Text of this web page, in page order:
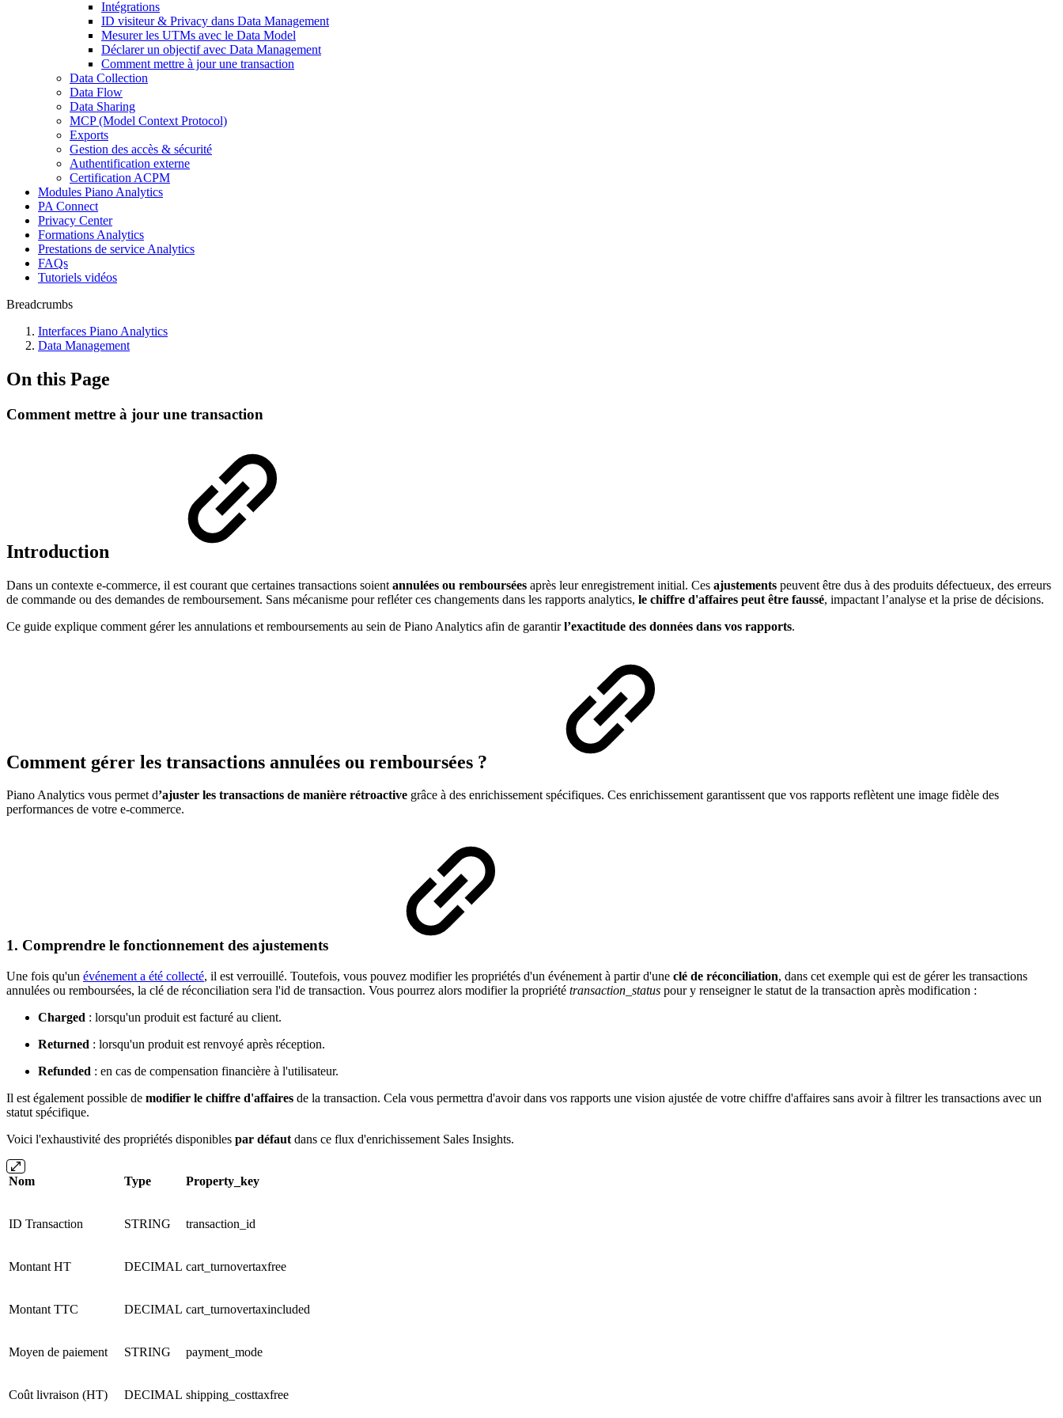
Intégrations
ID visiteur & Privacy dans Data Management
Mesurer les UTMs avec le Data Model
Déclarer un objectif avec Data Management
Comment mettre à jour une transaction
Data Collection
Data Flow
Data Sharing
MCP (Model Context Protocol)
Exports
Gestion des accès & sécurité
Authentification externe
Certification ACPM
Modules Piano Analytics
PA Connect
Privacy Center
Formations Analytics
Prestations de service Analytics
FAQs
Tutoriels vidéos
Breadcrumbs
Interfaces Piano Analytics
Data Management
On this Page
Comment mettre à jour une transaction
Introduction
Dans un contexte e-commerce, il est courant que certaines transactions soient annulées ou remboursées après leur enregistrement initial. Ces ajustements peuvent être dus à des produits défectueux, des erreurs
de commande ou des demandes de remboursement. Sans mécanisme pour refléter ces changements dans les rapports analytics, le chiffre d'affaires peut être faussé, impactant l’analyse et la prise de décisions.
Ce guide explique comment gérer les annulations et remboursements au sein de Piano Analytics afin de garantirl’exactitude des données dans vos rapports.
Comment gérer les transactions annulées ou remboursées ?
Piano Analytics vous permet d’ajuster les transactions de manière rétroactive grâce à des enrichissement spécifiques. Ces enrichissement garantissent que vos rapports reflètent une image fidèle des
performances de votre e-commerce.
1. Comprendre le fonctionnement des ajustements
Une fois qu'un événement a été collecté, il est verrouillé. Toutefois, vous pouvez modifier les propriétés d'un événement à partir d'une clé de réconciliation, dans cet exemple qui est de gérer les transactions
annulées ou remboursées, la clé de réconciliation sera l'id de transaction. Vous pourrez alors modifier la propriété transaction_status pour y renseigner le statut de la transaction après modification :
Charged : lorsqu'un produit est facturé au client.
Returned : lorsqu'un produit est renvoyé après réception.
Refunded : en cas de compensation financière à l'utilisateur.
Il est également possible de modifier le chiffre d'affaires de la transaction. Cela vous permettra d'avoir dans vos rapports une vision ajustée de votre chiffre d'affaires sans avoir à filtrer les transactions avec un
statut spécifique.
Voici l'exhaustivité des propriétés disponibles par défaut dans ce flux d'enrichissement Sales Insights.
Nom Type Property_key
ID Transaction STRING transaction_id
Montant HT DECIMAL cart_turnovertaxfree
Montant TTC DECIMAL cart_turnovertaxincluded
Moyen de paiement STRING payment_mode
Coût livraison (HT) DECIMAL shipping_costtaxfree